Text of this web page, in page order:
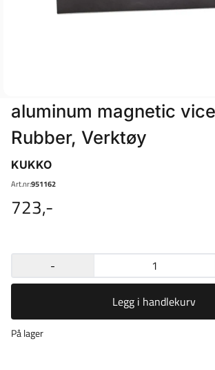
aluminum magnetic
Rubber, Verktøy
KUKKO
Art.nr:951162
723,-
-
Legg i handlekurv
På lager